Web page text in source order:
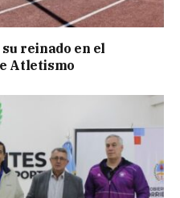
reinado en el
Atletismo